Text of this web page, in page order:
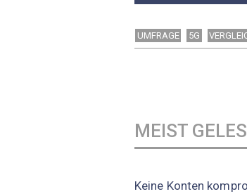
UMFRAGE 5G
MEIST
Keine Konten